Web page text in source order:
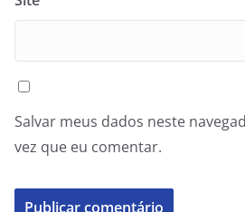
Salvar meus dados neste
vez que eu comentar.